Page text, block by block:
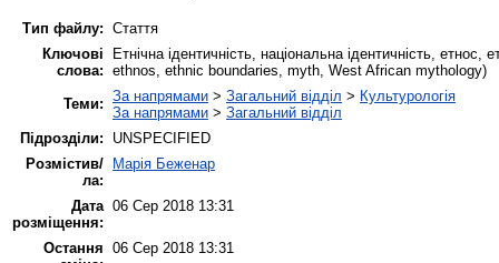
Тип файлу: Стаття
Ключові
слова:
Етнічна ідентичність, національна ідентичність,
ethnos, ethnic boundaries, myth, West African mythology)
Теми: За напрямами > Загальний відділ > Культурологія
За напрямами > Загальний відділ
Підрозділи:
UNSPECIFIED
Розмістив/
ла:
Марія Беженар
Дата
розміщення:
06 Сер 2018 13:31
Остання 06 Сер 2018 13:31